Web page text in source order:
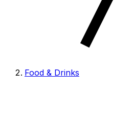
Food & Drinks